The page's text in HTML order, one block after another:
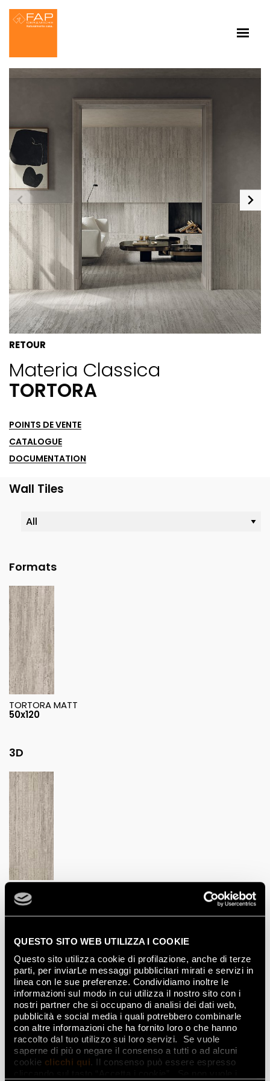
QUESTO SITO WEB UTILIZZA I COOKIE
Questo sito utilizza cookie di profilazione, anche di terze
parti, per inviarLe messaggi pubblicitari mirati e servizi in
linea con le sue preferenze. Condividiamo inoltre le
informazioni sul modo in cui utilizza il nostro sito con i
nostri partner che si occupano di analisi dei dati web,
pubblicità e social media i quali potrebbero combinarle
con altre informazioni che ha fornito loro o che hanno
raccolto dal tuo utilizzo sui loro servizi. Se vuole
saperne di più o negare il consenso a tutti o ad alcuni
cookie clicchi qui. Il consenso può essere espresso
RETOUR
Materia Classica
TORTORA
POINTS DE VENTE
CATALOGUE
DOCUMENTATION
Wall Tiles
Formats
TORTORA MATT
50x120
3D
GROOVE TORTORA MATT
50x120
Mosaïques
LAVA MOSAICO
30x30
Listels